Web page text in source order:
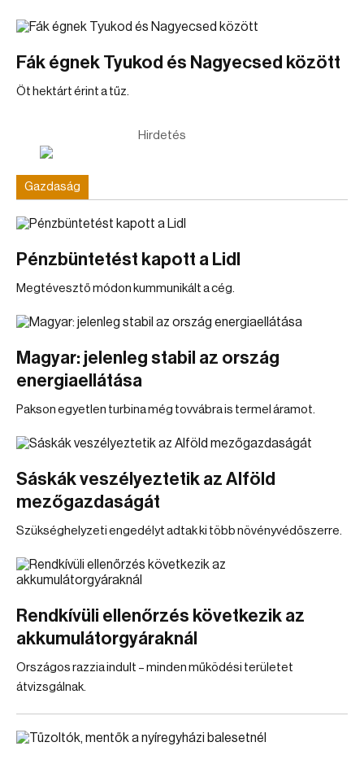
Fák égnek Tyukod és Nagyecsed között
Öt hektárt érint a tűz.
Hirdetés
Gazdaság
Pénzbüntetést kapott a Lidl
Megtévesztő módon kummunikált a cég.
Magyar: jelenleg stabil az ország
energiaellátása
Pakson egyetlen turbina még tovvábra is termel áramot.
Sáskák veszélyeztetik az Alföld
mezőgazdaságát
Szükséghelyzeti engedélyt adtak ki több növényvédőszerre.
Rendkívüli ellenőrzés következik az
akkumulátorgyáraknál
Országos razzia indult – minden működési területet
átvizsgálnak.